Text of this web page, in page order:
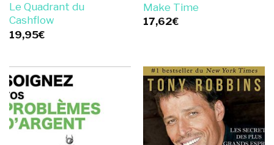
Le Quadrant du
Cashflow
19,95€
Make Time
17,62€